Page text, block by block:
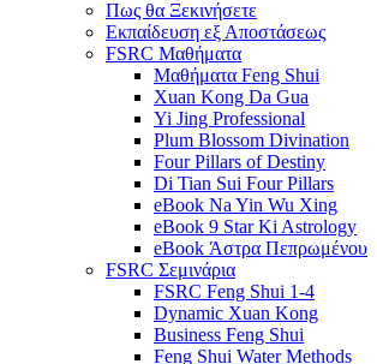
Πως θα Ξεκινήσετε
Εκπαίδευση εξ Αποστάσεως
FSRC Μαθήματα
Μαθήματα Feng Shui
Xuan Kong Da Gua
Yi Jing Professional
Plum Blossom Divination
Four Pillars of Destiny
Di Tian Sui Four Pillars
eBook Na Yin Wu Xing
eBook 9 Star Ki Astrology
eBook Άστρα Πεπρωμένου
FSRC Σεμινάρια
FSRC Feng Shui 1-4
Dynamic Xuan Kong
Business Feng Shui
Feng Shui Water Methods